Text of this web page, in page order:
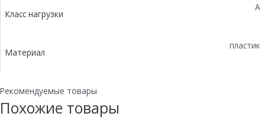
Класс нагрузки
A
Материал
пластик
Рекомендуемые товары
Похожие товары